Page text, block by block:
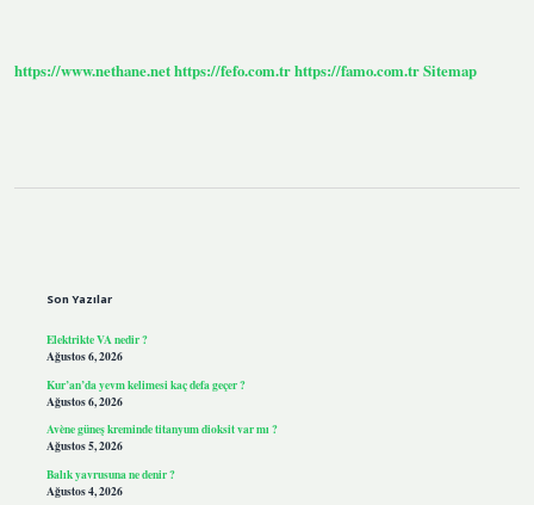
Var
https://www.nethane.nethttps://fefo.com.trhttps://famo.com.trSitemap
Son Yazılar
Elektrikte VA nedir ?
Ağustos 6, 2026
Kur’an’da yevm kelimesi kaç defa geçer ?
Ağustos 6, 2026
Avène güneş kreminde titanyum dioksit var mı ?
Ağustos 5, 2026
Balık yavrusuna ne denir ?
Ağustos 4, 2026